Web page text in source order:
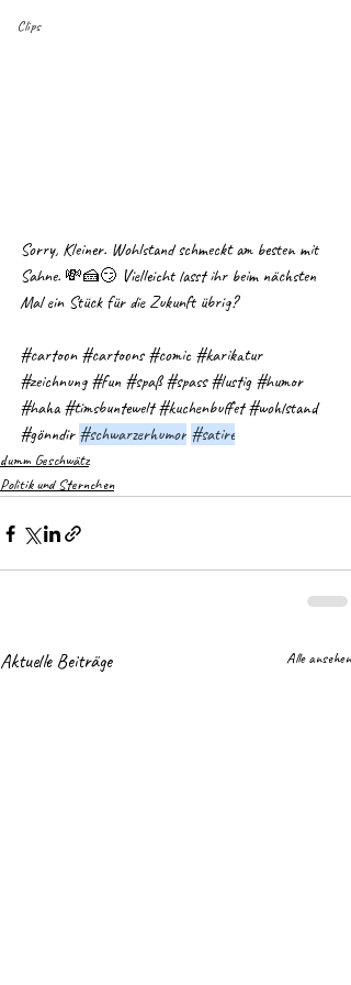
Clips
Sorry, Kleiner. Wohlstand schmeckt am besten mit
Sahne. 💸🍰😏 Vielleicht lasst ihr beim nächsten
Mal ein Stück für die Zukunft übrig?
#cartoon #cartoons #comic #karikatur
#zeichnung #fun #spaß #spass #lustig #humor
#haha #timsbuntewelt #kuchenbuffet #wohlstand
#gönndir #schwarzerhumor #satire
dumm Geschwätz
Politik und Sternchen
Aktuelle Beiträge Alle ansehen